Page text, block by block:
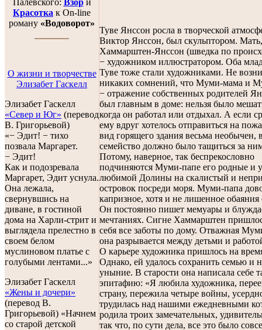
Палевского: Взори
Красотка к On-line
роману «Водоворот»
О жизни и творчестве
Элизабет Гаскелл
Элизабет Гаскелл
«Север и Юг» (перевод
В. Григорьевой)
«− Эдит! − тихо
позвала Маргарет.
− Эдит!
Как и подозревала
Маргарет, Эдит уснула.
Она лежала,
свернувшись на
диване, в гостиной
дома на Харли-стрит и
выглядела прелестно в
своем белом
муслиновом платье с
голубыми лентами...»
Элизабет Гаскелл
«Жены и дочери»
(перевод В.
Григорьевой) «Начнем
со старой детской
Туве Янссон росла в творческой
Виктор Янссон, был скульптором.
Хаммарштен-Янссон (шведка по
− художником иллюстратором. Оба
Туве тоже стали художниками. Не
никаких сомнений, что Муми-мама и
− отражение собственных родителей
был главным в доме: нельзя было
когда он работал или отдыхал. А если
ему вдруг хотелось отправиться на
вид горящего здания весьма необычен,
семейство должно было тащиться за
Потому, наверное, так беспрекословно
подчиняются Муми-папе его родные и
любимой Долины на скалистый и
островок посреди моря. Муми-папа
капризное, хотя и не лишенное обаяния
Он постоянно пишет мемуары и
мечтаниях. Сигне Хаммарштен
себя все заботы по дому. Отважная
она разрывается между детьми и
О карьере художника пришлось на
Однако, ей удалось сохранить семью и
уныние. В старости она написала себе
эпитафию: «Я любила художника,
страну, пережила четыре войны,
трудилась над нашими ежедневными
родила троих замечательных,
так что, по сути дела, все это было